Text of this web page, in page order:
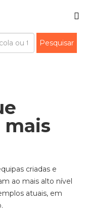
criadas e
ao mais alto nível
atuais, em